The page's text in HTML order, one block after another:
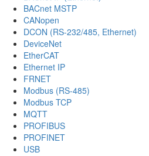
BACnet MSTP
CANopen
DCON (RS-232/485, Ethernet)
DeviceNet
EtherCAT
Ethernet IP
FRNET
Modbus (RS-485)
Modbus TCP
MQTT
PROFIBUS
PROFINET
USB